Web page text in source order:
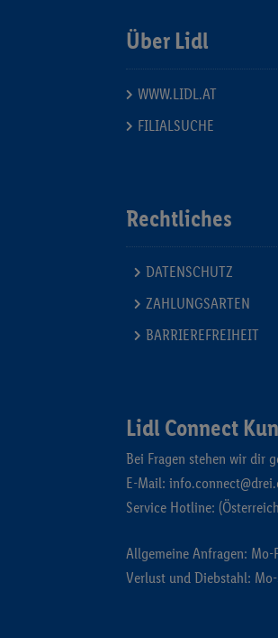
Über Lidl
WWW.LIDL.AT
FILIALSUCHE
Rechtliches
DATENSCHUTZ
ZAHLUNGSARTEN
BARRIEREFREIHEIT
Lidl Connect
Bei Fragen stehen wir dir
E-Mail:
Service Hotline:
Allgemeine Anfragen:
Verlust und Diebstahl: